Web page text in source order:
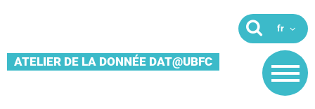
ATELIER DE LA DONNÉE DAT@UBFC